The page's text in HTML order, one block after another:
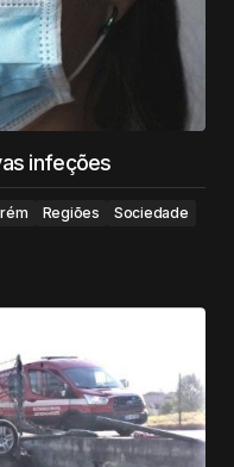
infeções
Regiões
Sociedade